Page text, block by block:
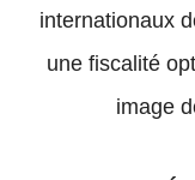
internationaux
une fiscalité
image